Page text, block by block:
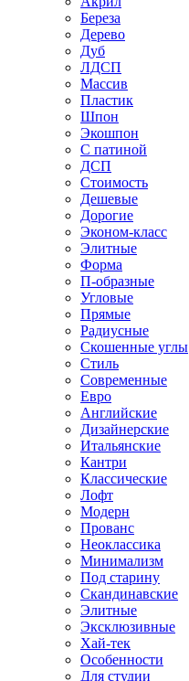
Береза
Дерево
Дуб
ЛДСП
Массив
Пластик
Шпон
Экошпон
С патиной
ДСП
Стоимость
Дешевые
Дорогие
Эконом-класс
Элитные
Форма
П-образные
Угловые
Прямые
Радиусные
Скошенные углы
Стиль
Современные
Евро
Английские
Дизайнерские
Итальянские
Кантри
Классические
Лофт
Модерн
Прованс
Неоклассика
Минимализм
Под старину
Скандинавские
Элитные
Эксклюзивные
Хай-тек
Особенности
Для студии